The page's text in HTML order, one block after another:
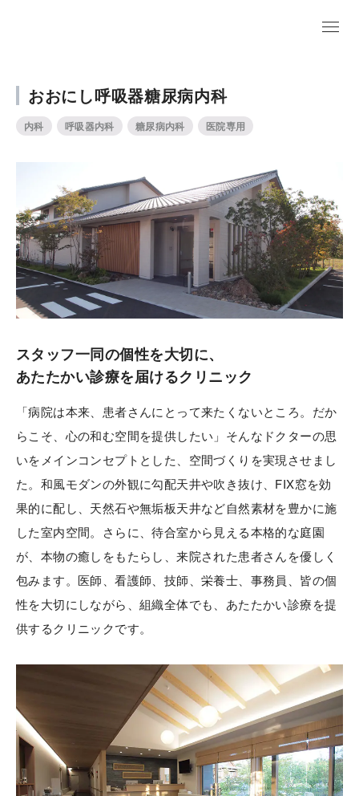
おおにし呼吸器糖尿病内科
内科 呼吸器内科 糖尿病内科 医院専用
スタッフ一同の個性を大切に、
あたたかい診療を届けるクリニック
「病院は本来、患者さんにとって来たくないところ。だか
らこそ、心の和む空間を提供したい」そんなドクターの思
いをメインコンセプトとした、空間づくりを実現させまし
た。和風モダンの外観に勾配天井や吹き抜け、FIX窓を効
果的に配し、天然石や無垢板天井など自然素材を豊かに施
した室内空間。さらに、待合室から見える本格的な庭園
が、本物の癒しをもたらし、来院された患者さんを優しく
包みます。医師、看護師、技師、栄養士、事務員、皆の個
性を大切にしながら、組織全体でも、あたたかい診療を提
供するクリニックです。